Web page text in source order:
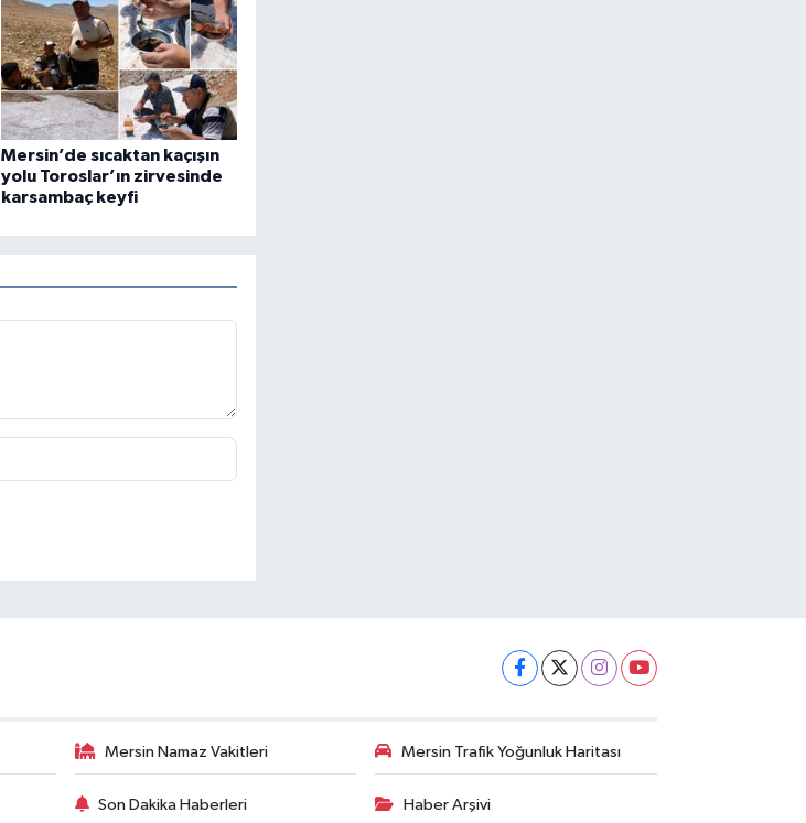
Mersin’de sıcaktan kaçışın
yolu Toroslar’ın zirvesinde
karsambaç keyfi
Mersin Namaz Vakitleri Mersin Trafik Yoğunluk Haritası
Son Dakika Haberleri Haber Arşivi